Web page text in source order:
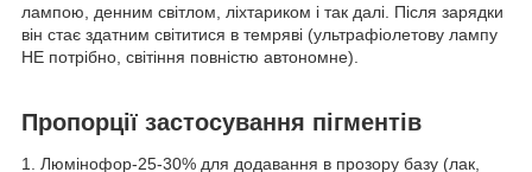
лампою, денним світлом, ліхтариком і так далі. Після зарядки
він стає здатним світитися в темряві (ультрафіолетову лампу
НЕ потрібно, світіння повністю автономне).
Пропорції застосування пігментів
1. Люмінофор-25-30% для додавання в прозору базу (лак,